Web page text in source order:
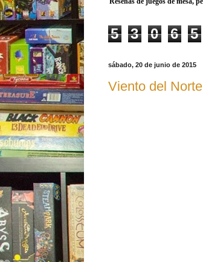
5 3 0 6 5
sábado, 20 de junio de 2015
Viento del Norte